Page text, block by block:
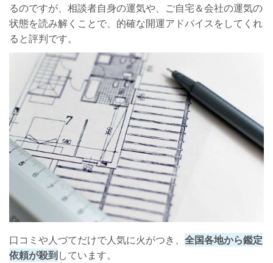
るのですが、相談者自身の運気や、ご自宅＆会社の運気の
状態を読み解くことで、的確な開運アドバイスをしてくれ
ると評判です。
口コミや人づてだけで人気に火がつき、 全国各地から鑑定
依頼が殺到しています。